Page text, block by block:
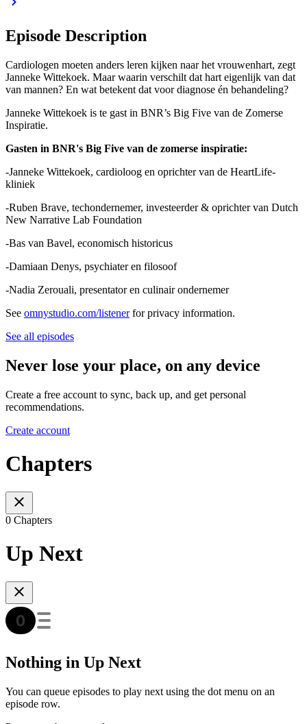
Episode Description
Cardiologen moeten anders leren kijken naar het vrouwenhart, zegt
Janneke Wittekoek. Maar waarin verschilt dat hart eigenlijk van dat
van mannen? En wat betekent dat voor diagnose én behandeling?
Janneke Wittekoek is te gast in BNR’s Big Five van de Zomerse
Inspiratie.
Gasten in BNR's Big Five van de zomerse inspiratie:
-Janneke Wittekoek, cardioloog en oprichter van de HeartLife-
kliniek
-Ruben Brave, techondernemer, investeerder & oprichter van Dutch
New Narrative Lab Foundation
-Bas van Bavel, economisch historicus
-Damiaan Denys, psychiater en filosoof
-Nadia Zerouali, presentator en culinair ondernemer
See omnystudio.com/listenerfor privacy information.
See all episodes
Never lose your place, on any device
Create a free account to sync, back up, and get personal
recommendations.
Create account
Chapters
0 Chapters
Up Next
Nothing in Up Next
You can queue episodes to play next using the dot menu on an
episode row.